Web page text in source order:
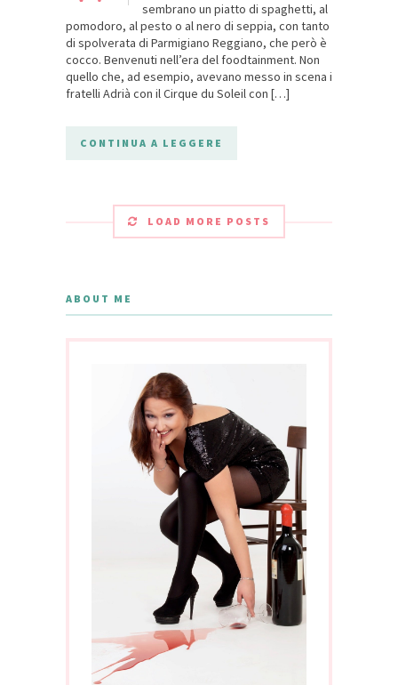
sembrano un piatto di spaghetti, al
pomodoro, al pesto o al nero di seppia, con tanto
di spolverata di Parmigiano Reggiano, che però è
cocco. Benvenuti nell’era del foodtainment. Non
quello che, ad esempio, avevano messo in scena i
fratelli Adrià con il Cirque du Soleil con […]
CONTINUA A LEGGERE
LOAD MORE POSTS
ABOUT ME